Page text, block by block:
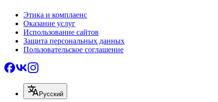
Этика и комплаенс
Оказание услуг
Использование сайтов
Защита персональных данных
Пользовательское соглашение
Русский